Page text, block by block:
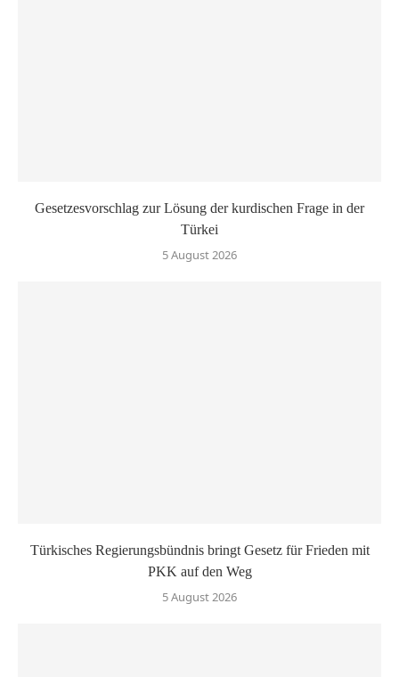
Gesetzesvorschlag zur Lösung der kurdischen Frage in der
Türkei
5 August 2026
Türkisches Regierungsbündnis bringt Gesetz für Frieden mit
PKK auf den Weg
5 August 2026